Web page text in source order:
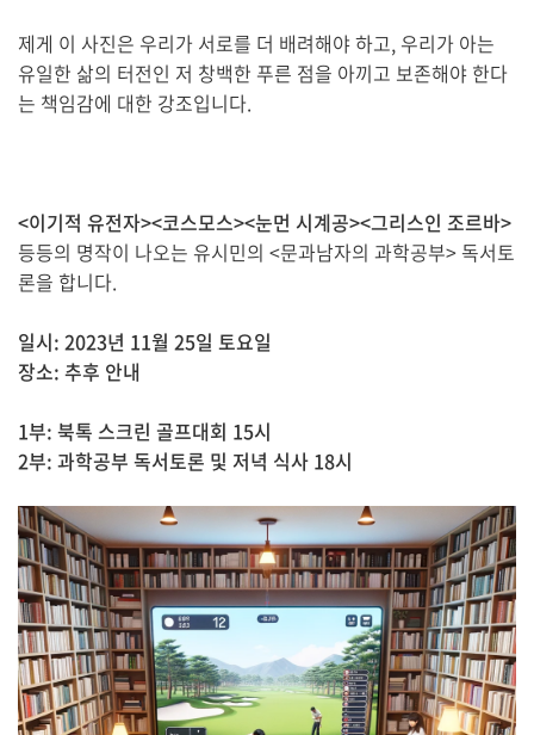
제게 이 사진은 우리가 서로를 더 배려해야 하고, 우리가 아는
유일한 삶의 터전인 저 창백한 푸른 점을 아끼고 보존해야 한다
는 책임감에 대한 강조입니다.
<이기적 유전자><코스모스><눈먼 시계공><그리스인 조르바>
등등의 명작이 나오는 유시민의 <문과남자의 과학공부> 독서토
론을 합니다.
일시: 2023년 11월 25일 토요일
장소: 추후 안내
1부: 북톡 스크린 골프대회 15시
2부: 과학공부 독서토론 및 저녁 식사 18시